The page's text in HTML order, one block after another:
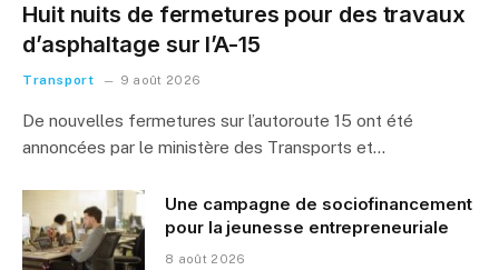
Huit nuits de fermetures pour des travaux
d’asphaltage sur l’A-15
Transport 9 août 2026
De nouvelles fermetures sur l’autoroute 15 ont été
annoncées par le ministère des Transports et…
Une campagne de sociofinancement
pour la jeunesse entrepreneuriale
8 août 2026